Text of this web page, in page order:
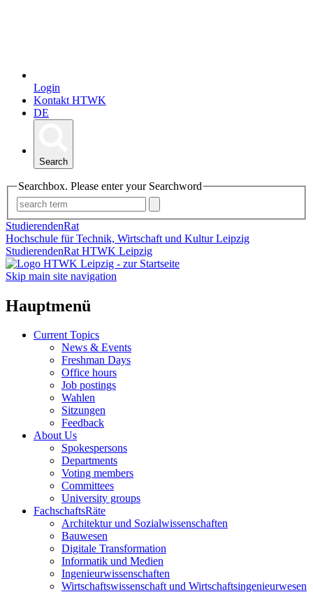
Login
Kontakt HTWK
DE
Search
Searchbox. Please enter your Searchword
StudierendenRat
Hochschule für Technik, Wirtschaft und Kultur Leipzig
StudierendenRat HTWK Leipzig
Skip main site navigation
Hauptmenü
Current Topics
News & Events
Freshman Days
Office hours
Job postings
Wahlen
Sitzungen
Feedback
About Us
Spokespersons
Departments
Voting members
Committees
University groups
FachschaftsRäte
Architektur und Sozialwissenschaften
Bauwesen
Digitale Transformation
Informatik und Medien
Ingenieurwissenschaften
Wirtschaftswissenschaft und Wirtschaftsingenieurwesen